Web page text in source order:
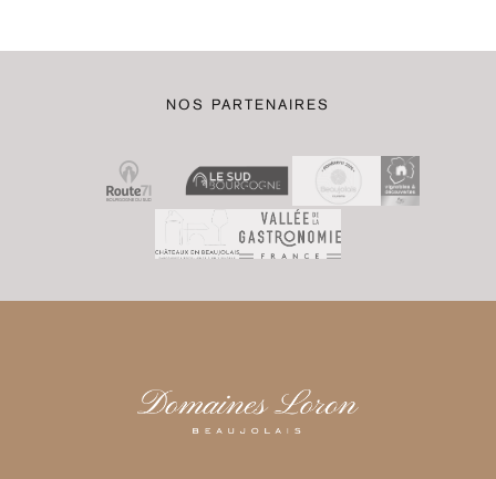
NOS PARTENAIRES